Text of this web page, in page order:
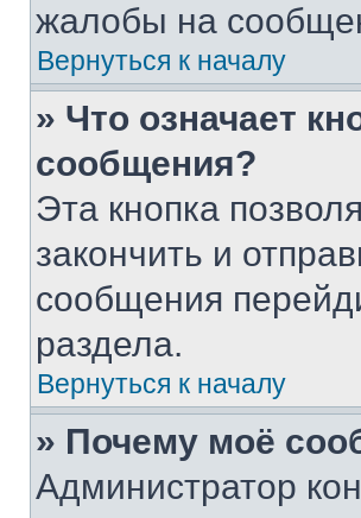
жалобы на
Вернуться к началу
» Что означает
сообщения?
Эта кнопка
закончить и
сообщения
раздела.
Вернуться к началу
» Почему моё
Администратор